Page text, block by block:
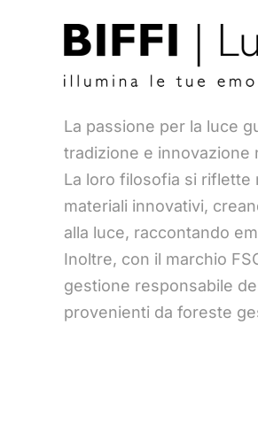
La passione per la luce
tradizione e innovazione
La loro filosofia si riflette
materiali innovativi,
alla luce, raccontando
Inoltre, con il marchio
gestione responsabile
provenienti da foreste